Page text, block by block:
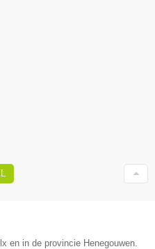
en in de provincie Henegouwen.